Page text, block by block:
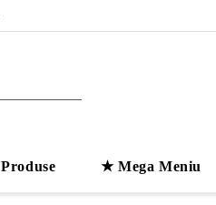
Produse ★ Mega Meniu